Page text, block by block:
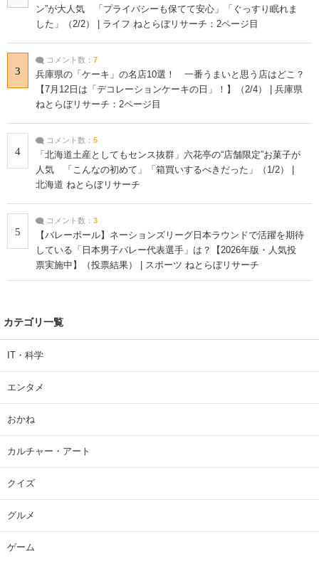
ン”が大人気 「プライバシーも保てて安心」「ぐっすり眠れま
した」（2/2） | ライフ ねとらぼリサーチ：2ページ目
3
コメント数： 7
兵庫県の「ケーキ」の名店10選！ 一番うまいと思う店はどこ？
【7月12日は「デコレーションケーキの日」！】（2/4） | 兵庫県
ねとらぼリサーチ：2ページ目
4
コメント数： 5
「北海道土産としてもセンス抜群」六花亭の“店舗限定”お菓子が
人気 「こんなの初めて」「箱買いするべきだった」（1/2） |
北海道 ねとらぼリサーチ
5
コメント数： 3
【バレーボール】ネーションズリーグ日本ラウンドで活躍を期待
している「日本男子バレー代表選手」は？【2026年版・人気投
票実施中】（投票結果） | スポーツ ねとらぼリサーチ
カテゴリ一覧
IT・科学
エンタメ
おかね
カルチャー・アート
クイズ
グルメ
ゲーム